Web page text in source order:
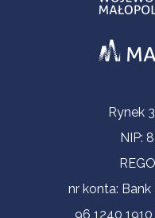
Informacje
Rynek
NIP:
nr konta:
96 1240